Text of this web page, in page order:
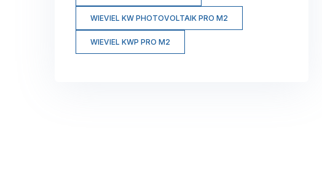
WIEVIEL KW PHOTOVOLTAIK PRO M2
WIEVIEL KWP PRO M2